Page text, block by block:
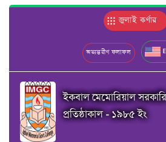
জুলাই কর্ণার
অভ্যন্তরীণ ফলাফল
ইকবাল মেমোরিয়াল
প্রতিষ্ঠাকাল - ১৯৮৫ ইং